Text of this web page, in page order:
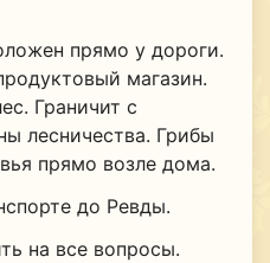
прямо у дороги.
магазин.
Граничит с
лесничества. Грибы
прямо возле дома.
до Ревды.
на все вопросы.